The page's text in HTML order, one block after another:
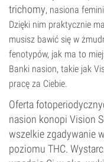
trichomy, nasiona
Dzięki nim praktycznie
musisz bawić się w
fenotypów, jak ma to
Banki nasion, takie jak
pracę za Ciebie.
Oferta
nasion konopi Vision
wszelkie zgadywanie
poziomu THC.